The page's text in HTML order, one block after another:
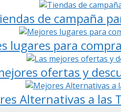
de campaña
lugares para
ofertas y
Alternativas a las